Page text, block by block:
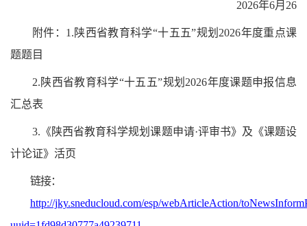
2026年6月26
附件：1.陕西省教育科学“十五五”规划2026年度重点课
题题目
2.陕西省教育科学“十五五”规划2026年度课题申报信息
汇总表
3. 《陕西省教育科学规划课题申请·评审书》及《课题设
计论证》活页
链接：
http://jky.sneducloud.com/esp/webArticleAction/